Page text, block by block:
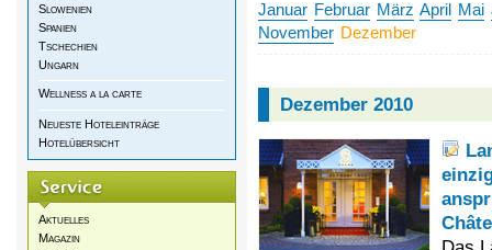
Slowenien
Spanien
Tschechien
Ungarn
Wellness a la carte
Neueste Hoteleinträge
Hotelübersicht
Aktuelles
Magazin
Januar Februar März April Mai
November Dezember
Dezember 2010